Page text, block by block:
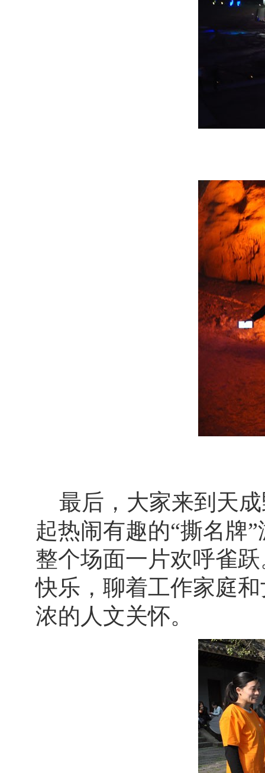
最后，大家来到 天
起热闹有趣的“撕名牌
整个场面一片欢呼雀
快乐，聊着工作家庭
浓的人文关怀。